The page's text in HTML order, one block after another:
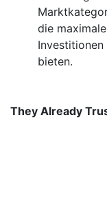
die
bieten.
They Already